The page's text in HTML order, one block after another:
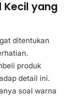
Kecil yang
ditentukan
produk
detail ini.
soal warna